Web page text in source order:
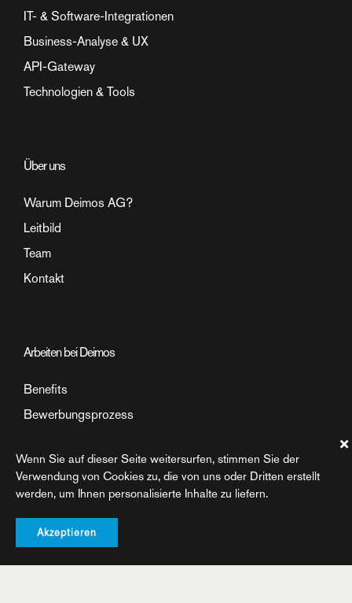
IT- & Software-Integrationen
Business-Analyse & UX
API-Gateway
Technologien & Tools
Über uns
Warum Deimos AG?
Leitbild
Team
Kontakt
Arbeiten bei Deimos
Benefits
Bewerbungsprozess
Einblick in den Arbeitsalltag
©2026 Deimos AG. All rights reserved
Wenn Sie auf dieser Seite weitersurfen, stimmen Sie der
Verwendung von Cookies zu, die von uns oder Dritten erstellt
werden, um Ihnen personalisierte Inhalte zu liefern.
Akzeptieren